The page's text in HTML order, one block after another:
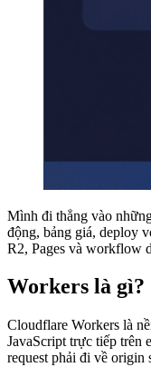
Mình đi thẳng vào
động, bảng giá, deploy
R2, Pages và workflow
Workers là gì?
Cloudflare Workers là
JavaScript trực tiếp trên
request phải đi về origin